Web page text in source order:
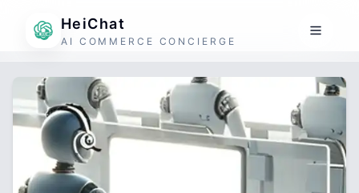
HeiChat
AI COMMERCE CONCIERGE